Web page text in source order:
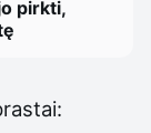
pirkti,